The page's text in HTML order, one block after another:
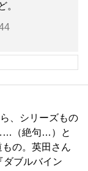
。
、シリーズもの
（絶句…）と
の。英田さん
ダブルバイン